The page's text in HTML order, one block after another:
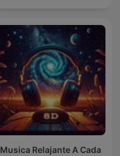
Musica Relajante A Cada